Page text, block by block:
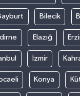
Bilecik
Elazığ
İzmir
Konya